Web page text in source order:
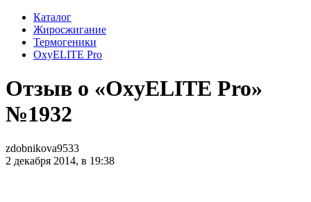
Каталог
Жиросжигание
Термогеники
OxyELITE Pro
Отзыв о «OxyELITE Pro»
№1932
zdobnikova9533
2 декабря 2014, в 19:38